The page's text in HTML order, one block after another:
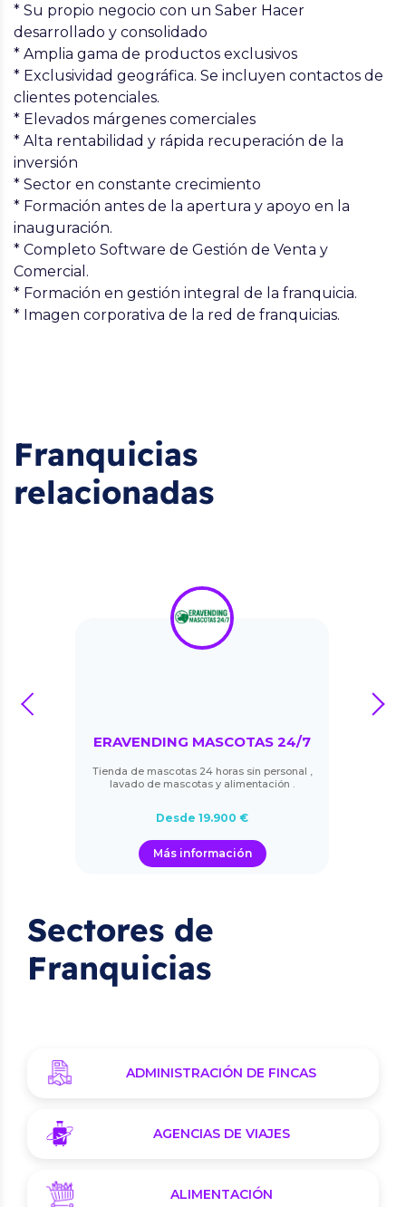
* Su propio negocio con un Saber Hacer
desarrollado y consolidado
* Amplia gama de productos exclusivos
* Exclusividad geográfica. Se incluyen contactos de
clientes potenciales.
* Elevados márgenes comerciales
* Alta rentabilidad y rápida recuperación de la
inversión
* Sector en constante crecimiento
* Formación antes de la apertura y apoyo en la
inauguración.
* Completo Software de Gestión de Venta y
Comercial.
* Formación en gestión integral de la franquicia.
* Imagen corporativa de la red de franquicias.
Franquicias
relacionadas
ERAVENDING MASCOTAS 24/7
Tienda de mascotas 24 horas sin personal ,
lavado de mascotas y alimentación .
Desde 19.900 €
Más información
prev next
Sectores de
Franquicias
ADMINISTRACIÓN DE FINCAS
AGENCIAS DE VIAJES
ALIMENTACIÓN